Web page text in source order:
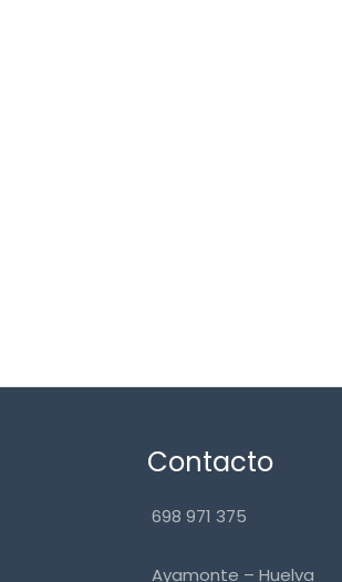
Contacto
698 971 375
Ayamonte – Huelva